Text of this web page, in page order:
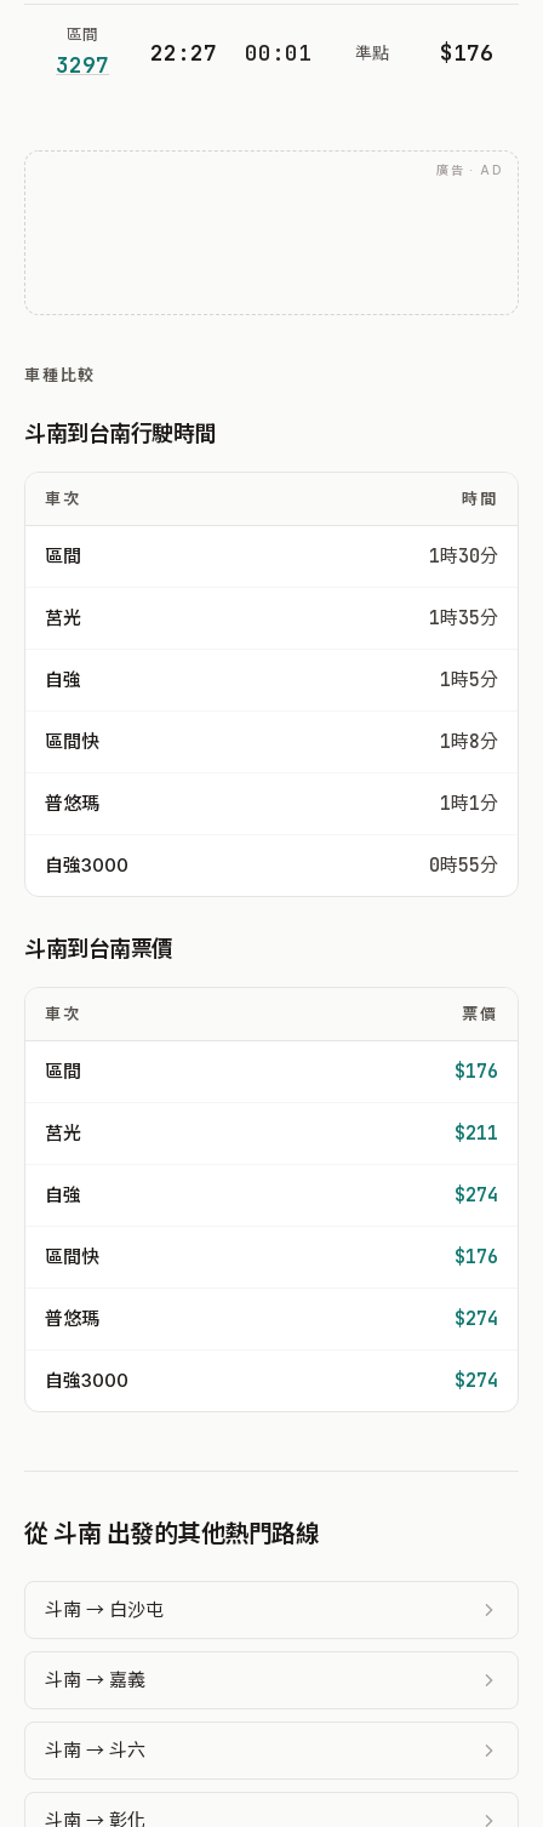
區間
3297 22:27 00:01 準點 $176
廣告 · AD
車種比較
斗南到台南行駛時間
車次 時間
區間 1時30分
莒光 1時35分
自強 1時5分
區間快 1時8分
普悠瑪 1時1分
自強3000 0時55分
斗南到台南票價
車次 票價
區間 $176
莒光 $211
自強 $274
區間快 $176
普悠瑪 $274
自強3000 $274
從 斗南 出發的其他熱門路線
斗南 → 白沙屯
斗南 → 嘉義
斗南 → 斗六
斗南 → 彰化